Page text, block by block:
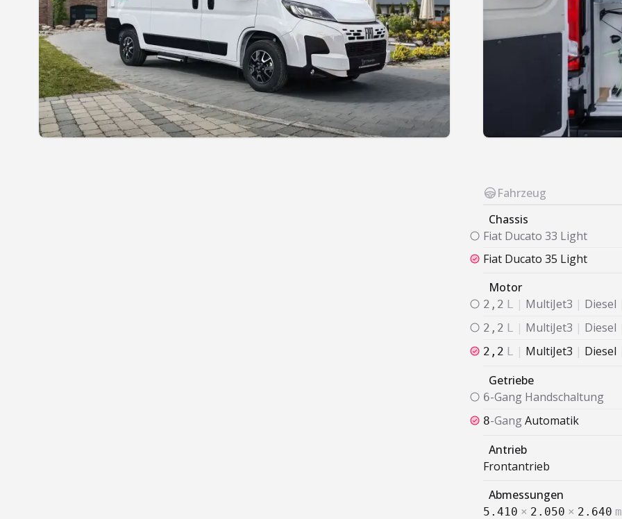
Fahrzeug
Chassis
Fiat Ducato 33 Light
Fiat Ducato 35 Light
Motor
2,2 L | MultiJet3 | Diesel
2,2 L | MultiJet3 | Diesel
2,2 L | MultiJet3 | Diesel
Getriebe
6-Gang Handschaltung
8-GangAutomatik
Antrieb
Frontantrieb
Abmessungen
5.410 × 2.050 × 2.640